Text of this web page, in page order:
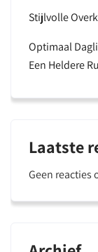
Stijlvolle
Optimaal
Een Heldere
Laatste
Geen reacties